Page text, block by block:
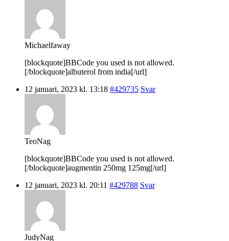
Michaelfaway
[blockquote]BBCode you used is not allowed.
[/blockquote]albuterol from india[/url]
12 januari, 2023 kl. 13:18 #429735 Svar
TeoNag
[blockquote]BBCode you used is not allowed.
[/blockquote]augmentin 250mg 125mg[/url]
12 januari, 2023 kl. 20:11 #429788 Svar
JudyNag